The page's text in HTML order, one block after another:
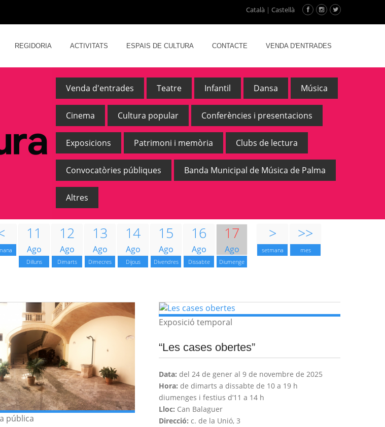
Català | Castellà
REGIDORIA ACTIVITATS ESPAIS DE CULTURA CONTACTE VENDA D'ENTRADES
Venda d'entrades Teatre Infantil Dansa Música
Cinema Cultura popular Conferències i presentacions
Exposicions Patrimoni i memòria Clubs de lectura
Convocatòries públiques Banda Municipal de Música de Palma
Altres
11
Ago
Dilluns
12
Ago
Dimarts
13
Ago
Dimecres
14
Ago
Dijous
15
Ago
Divendres
16
Ago
Dissabte
17
Ago
Diumenge
>
setmana
>>
mes
pública
Exposició temporal
“Les cases obertes”
Data: del 24 de gener al 9 de novembre de 2025
Hora: de dimarts a dissabte de 10 a 19 h
diumenges i festius d’11 a 14 h
Lloc: Can Balaguer
Direcció: c. de la Unió, 3